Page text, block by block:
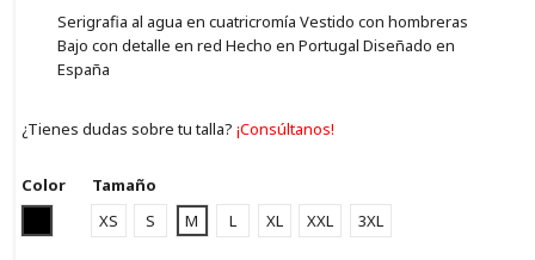
Serigrafia al agua en cuatricromía Vestido con hombreras
Bajo con detalle en red Hecho en Portugal Diseñado en
España
¿Tienes dudas sobre tu talla? ¡Consúltanos!
Color
Tamaño
XS
S M L XL XXL 3XL